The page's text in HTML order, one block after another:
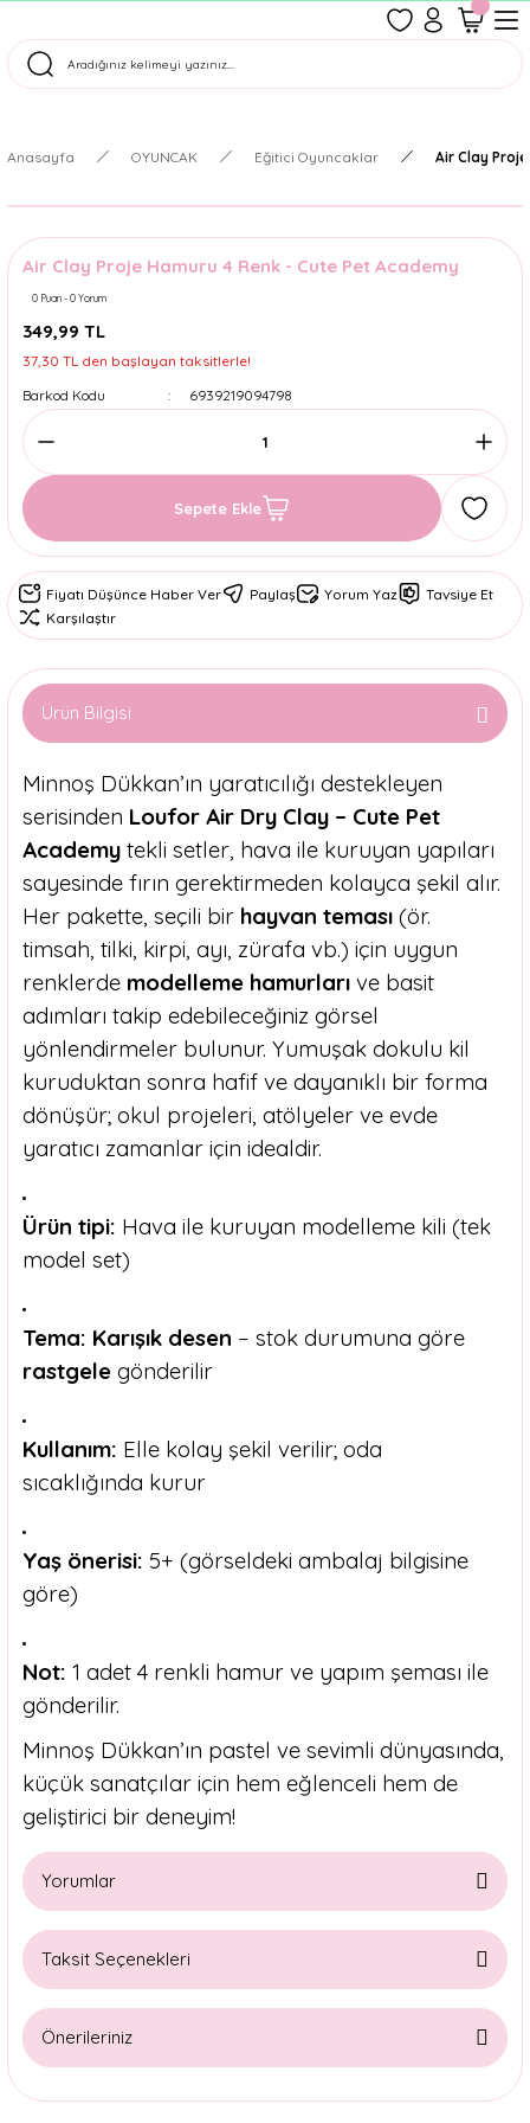
Tüm Siparişler Aynı Gün Kargoda!
Anasayfa OYUNCAK Eğitici Oyuncaklar Air Clay
Air Clay Proje Hamuru 4 Renk - Cute Pet Academy
0 Puan - 0 Yorum
349,99 TL
37,30 TL den başlayan taksitlerle!
Barkod Kodu
6939219094798
Sepete Ekle
Fiyatı Düşünce Haber Ver Paylaş Yorum Yaz
Tavsiye Et
Karşılaştır
Ürün Bilgisi
Minnoş Dükkan’ın yaratıcılığı destekleyen
serisinden Loufor Air Dry Clay – Cute Pet
Academy tekli setler, hava ile kuruyan yapıları
sayesinde fırın gerektirmeden kolayca şekil alır.
Her pakette, seçili bir hayvan teması (ör.
timsah, tilki, kirpi, ayı, zürafa vb.) için uygun
renklerde modelleme hamurları ve basit
adımları takip edebileceğiniz görsel
yönlendirmeler bulunur. Yumuşak dokulu kil
kuruduktan sonra hafif ve dayanıklı bir forma
dönüşür; okul projeleri, atölyeler ve evde
yaratıcı zamanlar için idealdir.
Ürün tipi: Hava ile kuruyan modelleme kili (tek
model set)
Tema: Karışık desen – stok durumuna göre
rastgele gönderilir
Kullanım: Elle kolay şekil verilir; oda
sıcaklığında kurur
Yaş önerisi: 5+ (görseldeki ambalaj bilgisine
göre)
Not: 1 adet 4 renkli hamur ve yapım şeması ile
gönderilir.
Minnoş Dükkan’ın pastel ve sevimli dünyasında,
küçük sanatçılar için hem eğlenceli hem de
geliştirici bir deneyim!
Yorumlar
Taksit Seçenekleri
Önerileriniz
Bu ürünün fiyat bilgisi, resim, ürün açıklamalarında ve diğer